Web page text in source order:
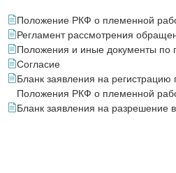
Положение РКФ о племенной
Регламент рассмотрения
Положения и иные документы по
Согласие
Бланк заявления на
Положения РКФ о племенной
Бланк заявления на разрешение